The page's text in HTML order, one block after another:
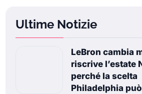
Ultime Notizie
LeBron cambia
riscrive l’estate
perché la scelta
Philadelphia può